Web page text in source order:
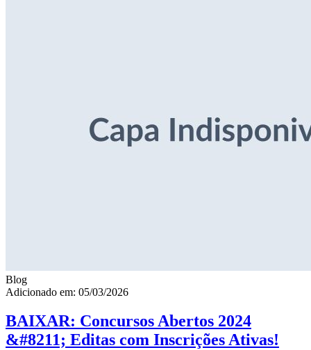
Blog
Adicionado em: 05/03/2026
BAIXAR: Concursos Abertos 2024
&#8211; Editas com Inscrições Ativas!